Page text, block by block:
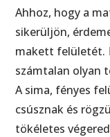
Ahhoz, hogy a
sikerüljön,
makett felületét.
számtalan olyan
A sima, fényes
csúsznak és
tökéletes